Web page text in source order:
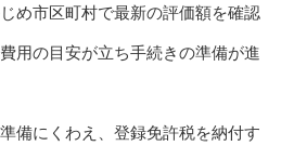
め市区町村で最新の評価額を確認
用の目安が立ち手続きの準備が進
備にくわえ、登録免許税を納付す